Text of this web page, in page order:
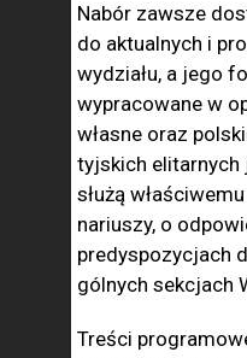
Nabór za­wsze
do aktual­nych i
wydziału, a jego
wypracowane w
własne oraz
tyjskich elitarnych
służą
nariuszy, o
predyspozycjach
gólnych sekcjach
Treści